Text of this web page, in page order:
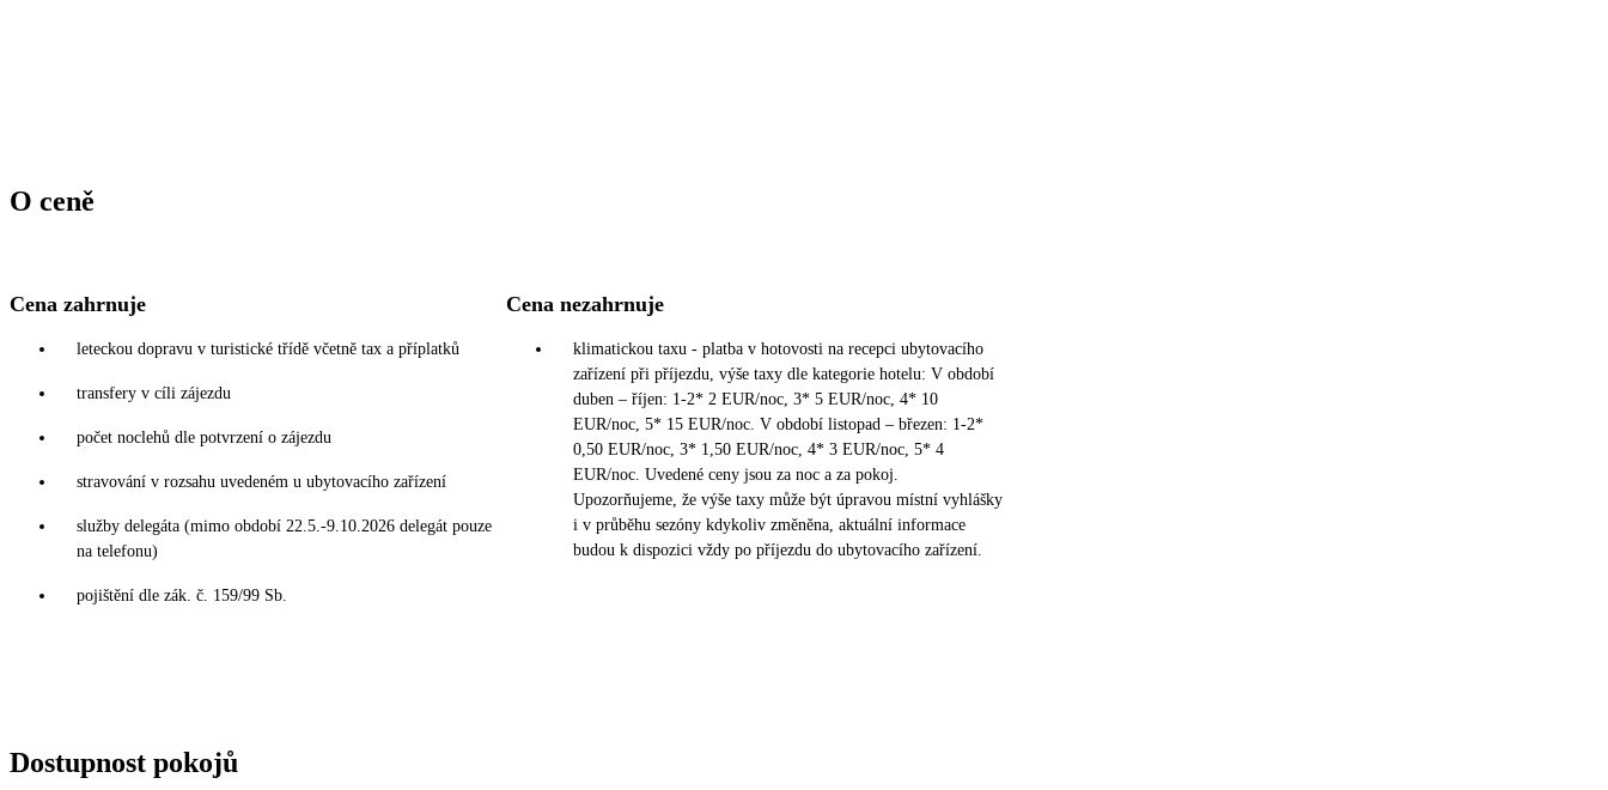
O ceně
Cena zahrnuje
leteckou dopravu v turistické třídě včetně tax a příplatků
transfery v cíli zájezdu
počet noclehů dle potvrzení o zájezdu
stravování v rozsahu uvedeném u ubytovacího zařízení
služby delegáta (mimo období 22.5.-9.10.2026 delegát pouze
na telefonu)
pojištění dle zák. č. 159/99 Sb.
Cena nezahrnuje
klimatickou taxu - platba v hotovosti na recepci ubytovacího
zařízení při příjezdu, výše taxy dle kategorie hotelu: V období
duben – říjen: 1-2* 2 EUR/noc, 3* 5 EUR/noc, 4* 10
EUR/noc, 5* 15 EUR/noc. V období listopad – březen: 1-2*
0,50 EUR/noc, 3* 1,50 EUR/noc, 4* 3 EUR/noc, 5* 4
EUR/noc. Uvedené ceny jsou za noc a za pokoj.
Upozorňujeme, že výše taxy může být úpravou místní vyhlášky
i v průběhu sezóny kdykoliv změněna, aktuální informace
budou k dispozici vždy po příjezdu do ubytovacího zařízení.
Dostupnost pokojů